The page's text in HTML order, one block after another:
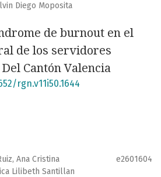
Diego Moposita
de burnout en el
de los servidores
Cantón Valencia
rgn.v11i50.1644
Ana Cristina
Lilibeth Santillan
e2601604